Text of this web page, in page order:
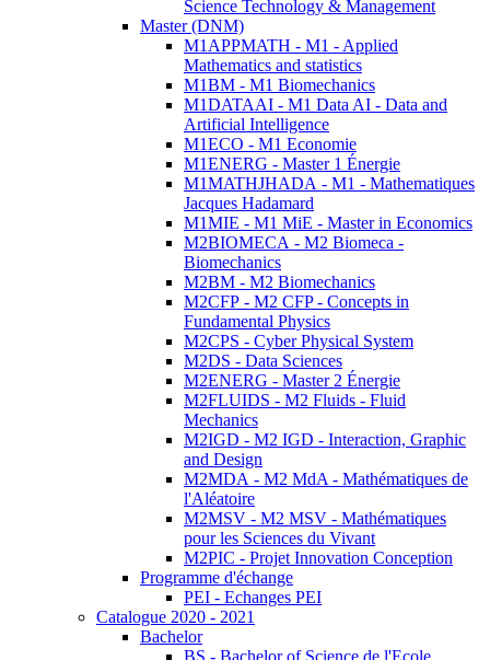
Science Technology & Management
Master (DNM)
M1APPMATH - M1 - Applied
Mathematics and statistics
M1BM - M1 Biomechanics
M1DATAAI - M1 Data AI - Data and
Artificial Intelligence
M1ECO - M1 Economie
M1ENERG - Master 1 Énergie
M1MATHJHADA - M1 - Mathematiques
Jacques Hadamard
M1MIE - M1 MiE - Master in Economics
M2BIOMECA - M2 Biomeca -
Biomechanics
M2BM - M2 Biomechanics
M2CFP - M2 CFP - Concepts in
Fundamental Physics
M2CPS - Cyber Physical System
M2DS - Data Sciences
M2ENERG - Master 2 Énergie
M2FLUIDS - M2 Fluids - Fluid
Mechanics
M2IGD - M2 IGD - Interaction, Graphic
and Design
M2MDA - M2 MdA - Mathématiques de
l'Aléatoire
M2MSV - M2 MSV - Mathématiques
pour les Sciences du Vivant
M2PIC - Projet Innovation Conception
Programme d'échange
PEI - Echanges PEI
Catalogue 2020 - 2021
Bachelor
BS - Bachelor of Science de l'Ecole